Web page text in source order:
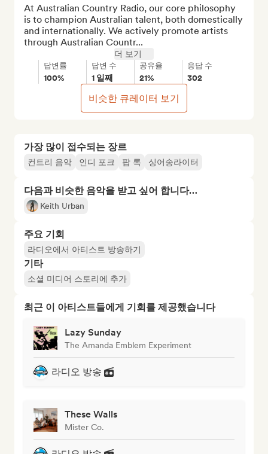
가장 많이 접수되는 장르
컨트리 음악 인디 포크 팝 록 싱어송라이터
다음과 비슷한 음악을 받고 싶어 합니다…
Keith Urban
주요 기회
라디오에서 아티스트 방송하기
기타
소셜 미디어 스토리에 추가
최근 이 아티스트들에게 기회를 제공했습니다
Lazy Sunday
The Amanda Emblem Experiment
라디오 방송
These Walls
Mister Co.
At Australian Country Radio, our core philosophy
is to champion Australian talent, both domestically
and internationally. We actively promote artists
through Australian Countr...
더 보기
답변률
100%
답변 수
1 일째
공유율
21%
응답 수
302
비슷한 큐레이터 보기